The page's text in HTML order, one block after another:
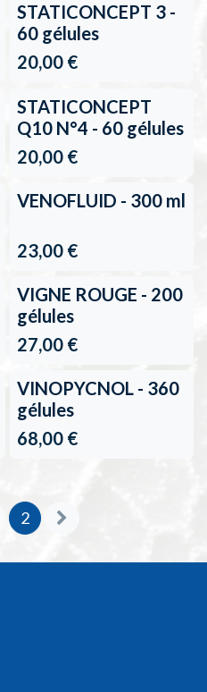
STATICONCEPT 3 -
60 gélules
20,00€
STATICONCEPT
Q10 N°4 - 60 gélules
20,00€
VENOFLUID - 300 ml
23,00€
Retour en stock
VIGNE ROUGE - 200
gélules
27,00€
VINOPYCNOL - 360
gélules
68,00€
2